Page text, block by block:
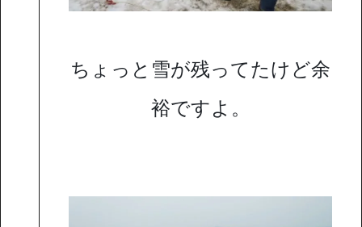
ちょっと雪が残ってたけど余
裕ですよ。